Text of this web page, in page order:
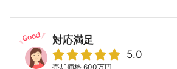
対応満足
5.0
売却価格 600万円